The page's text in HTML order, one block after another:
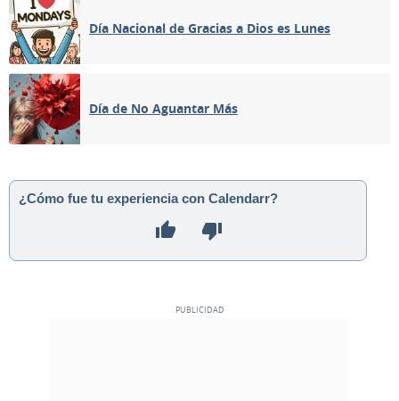
Día Nacional de Gracias a Dios es Lunes
Día de No Aguantar Más
¿Cómo fue tu experiencia con Calendarr?